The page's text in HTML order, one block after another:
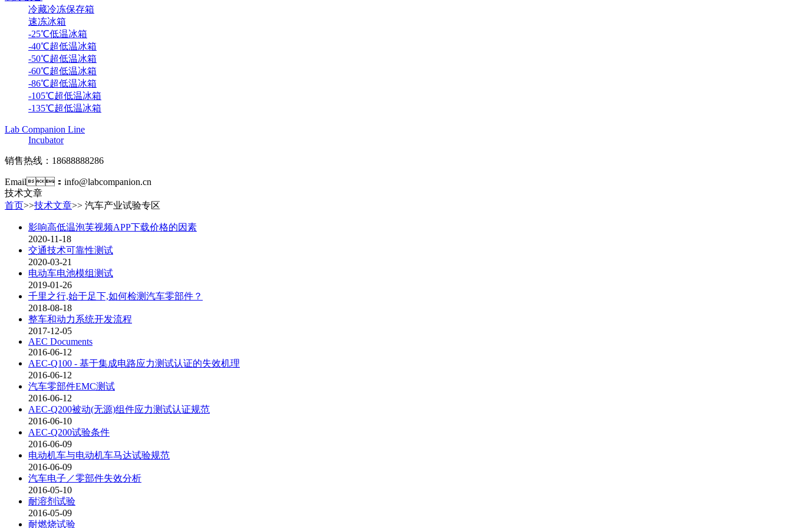
冷藏冷冻保存箱
速冻冰箱
-25℃低温冰箱
-40℃超低温冰箱
-50℃超低温冰箱
-60℃超低温冰箱
-86℃超低温冰箱
-105℃超低温冰箱
-135℃超低温冰箱
Lab Companion Line
Incubator
销售热线：18688888286
Email：info@labcompanion.cn
技术文章
首页>>技术文章>> 汽车产业试验专区
影响高低温泡芙视频APP下载价格的因素
2020-11-18
交通技术可靠性测试
2020-03-21
电动车电池模组测试
2019-01-26
千里之行,始于足下,如何检测汽车零部件？
2018-08-18
整车和动力系统开发流程
2017-12-05
AEC Documents
2016-06-12
AEC-Q100 - 基于集成电路应力测试认证的失效机理
2016-06-12
汽车零部件EMC测试
2016-06-12
AEC-Q200被动(无源)组件应力测试认证规范
2016-06-10
AEC-Q200试验条件
2016-06-09
电动机车与电动机车马达试验规范
2016-06-09
汽车电子／零部件失效分析
2016-05-10
耐溶剂试验
2016-05-09
耐燃烧试验